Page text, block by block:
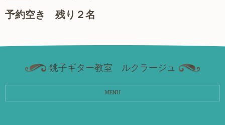
予約空き 残り２名
銚子ギター教室 ルクラージュ
MENU